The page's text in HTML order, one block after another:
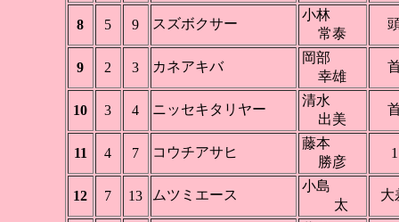
8 5 9 スズボクサー
小林
常泰
9 2 3 カネアキバ
岡部
幸雄
10 3 4 ニッセキタリヤー
清水
出美
11 4 7 コウチアサヒ
藤本
勝彦
1
12 7 13 ムツミエース
小島
太
大